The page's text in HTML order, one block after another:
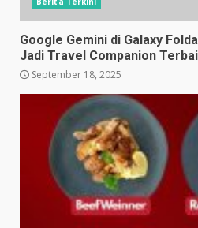
Google Gemini di Galaxy
Jadi Travel Companion
September 18, 2025